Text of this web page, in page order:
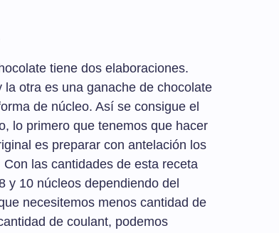
tiene dos elaboraciones.
otra es una ganache de chocolate
de núcleo. Así se consigue el
lo primero que tenemos que hacer
es preparar con antelación los
las cantidades de esta receta
y 10 núcleos dependiendo del
necesitemos menos cantidad de
de coulant, podemos